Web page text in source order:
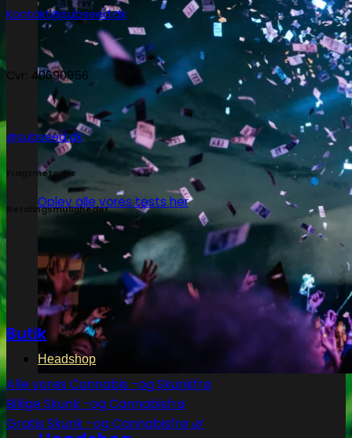
Oplev alle vores tests her
Headshop
Kontakt@subseed.dk
Cvr: 40690956
@subseed.dk
Fragtmetoder
Betalingsmuligheder
Butik
Alle vores Cannabis -og Skunkfrø
Billige Skunk -og Cannabisfrø
Gratis Skunk -og Cannabisfrø 🌿